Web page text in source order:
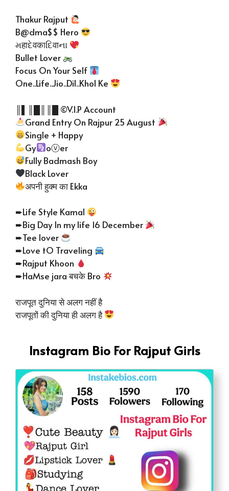
Thakur Rajput
B@dma$$ Hero
મहाદેवकाદિवाના
Bullet Lover
Focus On Your Self
One..Life..Jio..Dil..Khol Ke
║▌║█║║█ ©V.I.P Account
Grand Entry On Rajpur 25 August
Single + Happy
Gy
oⓥer
Fully Badmash Boy
Black Lover
अपनी हुक्म का Ekka
➨Life Style Kamal
➨Big Day In my life 16 December
➨Tee lover
➨Love tO Traveling
➨Rajput Khoon
➨HaMse jara बचके Bro
राजपूत दुनिया से अलग नहीं है
राजपूतों की दुनिया ही अलग है
Instagram Bio For Rajput Girls